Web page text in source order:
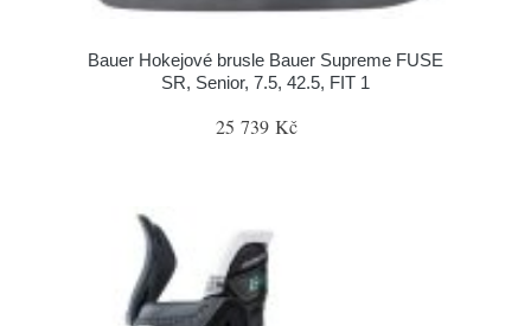
Bauer Hokejové brusle Bauer Supreme FUSE
SR, Senior, 7.5, 42.5, FIT 1
25 739 Kč